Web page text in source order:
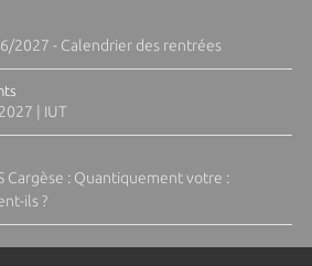
2027 - Calendrier des rentrées
| IUT
Cargèse : Quantiquement votre :
ils ?